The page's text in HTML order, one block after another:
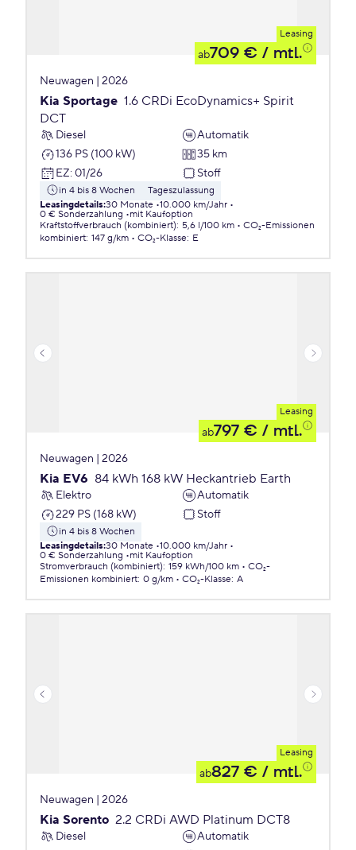
Leasing
ab709 € / mtl.
Neuwagen | 2026
Kia Sportage 1.6 CRDi EcoDynamics+ Spirit
DCT
Diesel
Automatik
136 PS (100 kW)
35 km
EZ: 01/26 Stoff
in 4 bis 8 Wochen
Tageszulassung
Leasingdetails:30 Monate 10.000 km/Jahr
0 € Sonderzahlung
mit Kaufoption
Kraftstoffverbrauch (kombiniert): 5,6 l/100 km
CO₂-Emissionen
kombiniert: 147 g/km CO₂-Klasse: E
Leasing
ab797 € / mtl.
Neuwagen | 2026
Kia EV6 84 kWh 168 kW Heckantrieb Earth
Elektro
Automatik
229 PS (168 kW)
Stoff
in 4 bis 8 Wochen
Leasingdetails:30 Monate 10.000 km/Jahr
0 € Sonderzahlung
mit Kaufoption
Stromverbrauch (kombiniert): 159 kWh/100 km
CO₂-
Emissionen kombiniert: 0 g/km CO₂-Klasse: A
Leasing
ab827 € / mtl.
Neuwagen | 2026
Kia Sorento 2.2 CRDi AWD Platinum DCT8
Diesel
Automatik